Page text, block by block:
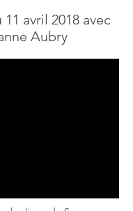
avril 2018 avec
Aubry